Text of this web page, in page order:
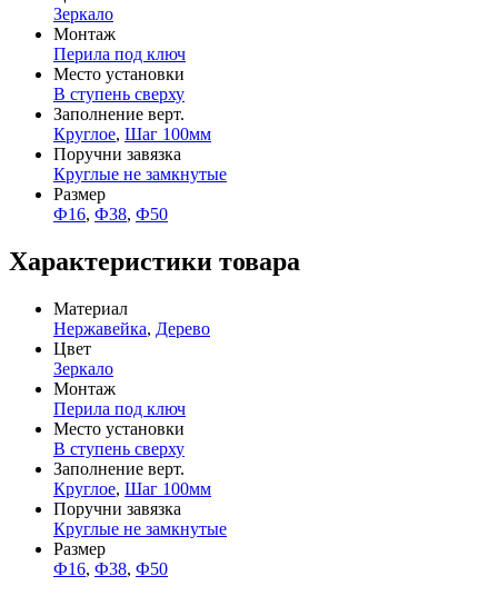
Зеркало
Монтаж
Перила под ключ
Место установки
В ступень сверху
Заполнение верт.
Круглое, Шаг 100мм
Поручни завязка
Круглые не замкнутые
Размер
Ф16, Ф38, Ф50
Характеристики товара
Материал
Нержавейка, Дерево
Цвет
Зеркало
Монтаж
Перила под ключ
Место установки
В ступень сверху
Заполнение верт.
Круглое, Шаг 100мм
Поручни завязка
Круглые не замкнутые
Размер
Ф16, Ф38, Ф50